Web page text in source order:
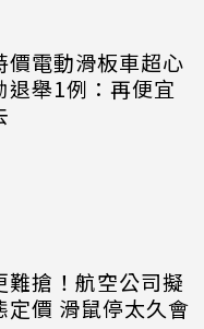
價電動滑板車超心
退舉1例：再便宜
難搶！航空公司擬
定價 滑鼠停太久會